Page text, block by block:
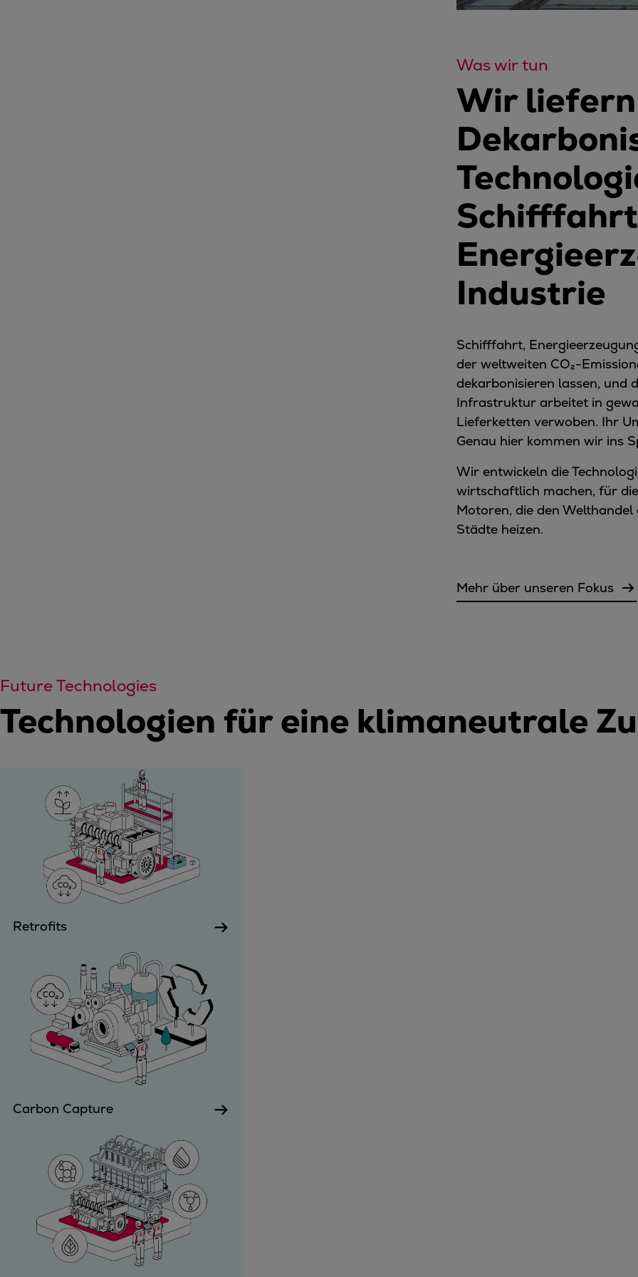
Was wir tun
Wir liefern
Industrie
Schifffahrt,
der weltweiten CO₂-
dekarbonisieren lassen, und
Infrastruktur arbeitet in
Lieferketten verwoben. Ihr
Genau hier kommen wir ins
Wir entwickeln die
wirtschaftlich machen, für
Motoren, die den
Städte heizen.
Mehr über unseren Fokus
Future Technologies
Technologien für eine klimaneutrale
Retrofits
Carbon Capture